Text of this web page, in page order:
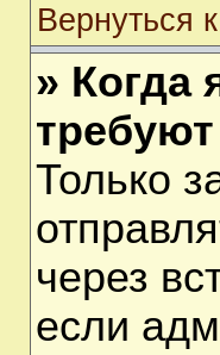
Вернуться
» Когда
Только
через
если